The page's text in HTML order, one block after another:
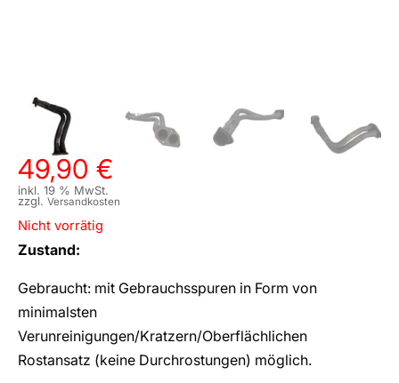
49,90 €
inkl. 19 % MwSt.
zzgl. Versandkosten
Nicht vorrätig
Zustand:
Gebraucht: mit Gebrauchsspuren in Form von
minimalsten
Verunreinigungen/Kratzern/Oberflächlichen
Rostansatz (keine Durchrostungen) möglich.